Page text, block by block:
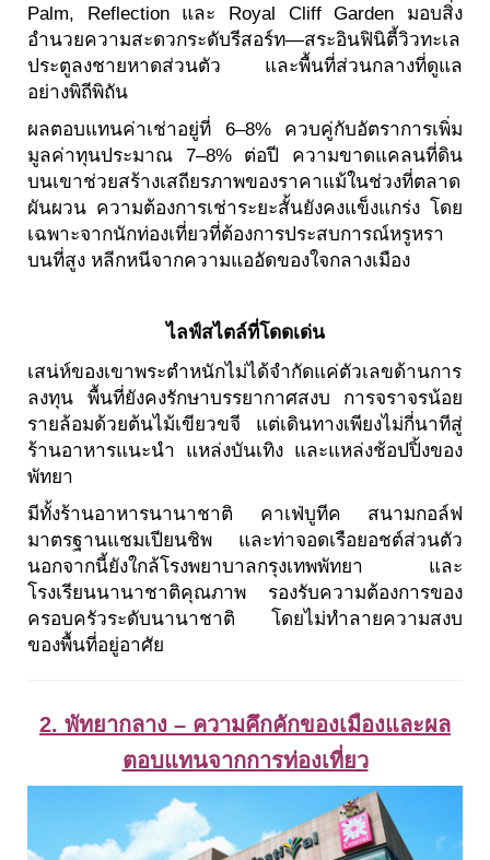
Palm, Reflection และ Royal Cliff Garden มอบสิ่ง
อำนวยความสะดวกระดับรีสอร์ท—สระอินฟินิตี้วิวทะเล
ประตูลงชายหาดส่วนตัว และพื้นที่ส่วนกลางที่ดูแล
อย่างพิถีพิถัน
ผลตอบแทนค่าเช่าอยู่ที่ 6–8% ควบคู่กับอัตราการเพิ่ม
มูลค่าทุนประมาณ 7–8% ต่อปี ความขาดแคลนที่ดิน
บนเขาช่วยสร้างเสถียรภาพของราคาแม้ในช่วงที่ตลาด
ผันผวน ความต้องการเช่าระยะสั้นยังคงแข็งแกร่ง โดย
เฉพาะจากนักท่องเที่ยวที่ต้องการประสบการณ์หรูหรา
บนที่สูง หลีกหนีจากความแออัดของใจกลางเมือง
ไลฟ์สไตล์ที่โดดเด่น
เสน่ห์ของเขาพระตำหนักไม่ได้จำกัดแค่ตัวเลขด้านการ
ลงทุน พื้นที่ยังคงรักษาบรรยากาศสงบ การจราจรน้อย
รายล้อมด้วยต้นไม้เขียวขจี แต่เดินทางเพียงไม่กี่นาทีสู่
ร้านอาหารแนะนำ แหล่งบันเทิง และแหล่งช้อปปิ้งของ
พัทยา
มีทั้งร้านอาหารนานาชาติ คาเฟ่บูทีค สนามกอล์ฟ
มาตรฐานแชมเปียนชิพ และท่าจอดเรือยอชต์ส่วนตัว
นอกจากนี้ยังใกล้โรงพยาบาลกรุงเทพพัทยา และ
โรงเรียนนานาชาติคุณภาพ รองรับความต้องการของ
ครอบครัวระดับนานาชาติ โดยไม่ทำลายความสงบ
ของพื้นที่อยู่อาศัย
2. พัทยากลาง – ความคึกคักของเมืองและผล
ตอบแทนจากการท่องเที่ยว